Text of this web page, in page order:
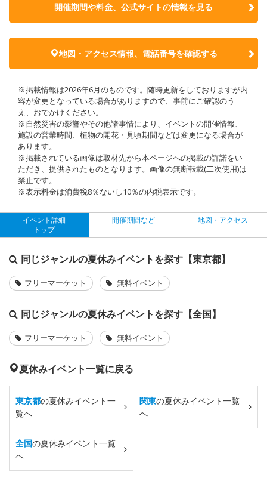
開催期間や料金、公式サイトの情報を見る
地図・アクセス情報、電話番号を確認する
※掲載情報は2026年6月のものです。随時更新をしておりますが内
容が変更となっている場合がありますので、事前にご確認のう
え、おでかけください。
※自然災害の影響やその他諸事情により、イベントの開催情報、
施設の営業時間、植物の開花・見頃期間などは変更になる場合が
あります。
※掲載されている画像は取材先から本ページへの掲載の許諾をい
ただき、提供されたものとなります。画像の無断転載(二次使用)は
禁止です。
※表示料金は消費税8％ないし10％の内税表示です。
イベント詳細
トップ
開催期間など 地図・アクセス
同じジャンルの夏休みイベントを探す【東京都】
フリーマーケット 無料イベント
同じジャンルの夏休みイベントを探す【全国】
フリーマーケット 無料イベント
夏休みイベント一覧に戻る
東京都の夏休みイベント一
覧へ
関東の夏休みイベント一覧
へ
全国の夏休みイベント一覧
へ